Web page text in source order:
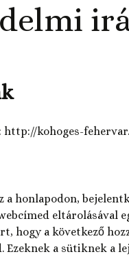
http://kohoges-
a honlapodon,
eltárolásával
hogy a következő
a sütiknek a